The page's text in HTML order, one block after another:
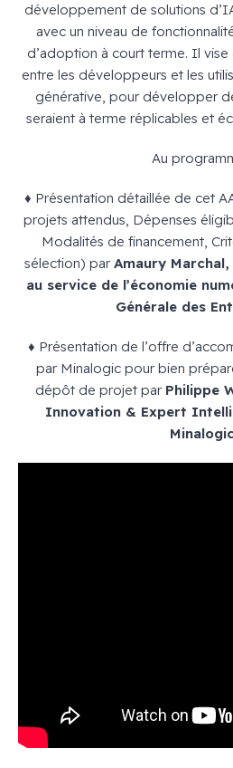
développement de solutions
avec un niveau de
d’adoption à court terme. Il
entre les développeurs et les
générative, pour développer
seraient à terme réplicables et
Au
♦️ Présentation détaillée de cet
projets attendus, Dépenses
Modalités de financement,
sélection) parAmaury
au service de l’économie
Générale des
♦️ Présentation de l’offre
par Minalogic pour bien
dépôt de projet par Philippe
Innovation & Expert